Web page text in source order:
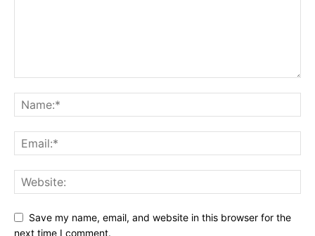
Save my name, email, and website in this browser for the
next time I comment.